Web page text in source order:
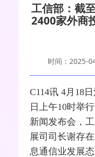
工信部：截
2400家外商
时间：2025-
C114讯 4月18
日上午10时举
新闻发布会，
展司司长谢存
息通信业发展